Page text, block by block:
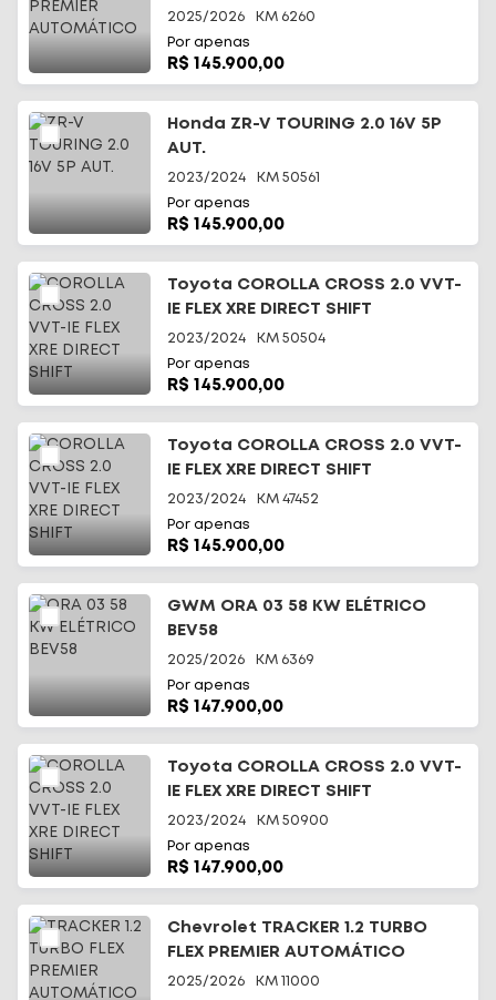
2025/2026 KM 6260
Por apenas
R$ 145.900,00
Honda ZR-V TOURING 2.0 16V 5P
AUT.
2023/2024 KM 50561
Por apenas
R$ 145.900,00
Toyota COROLLA CROSS 2.0 VVT-
IE FLEX XRE DIRECT SHIFT
2023/2024 KM 50504
Por apenas
R$ 145.900,00
Toyota COROLLA CROSS 2.0 VVT-
IE FLEX XRE DIRECT SHIFT
2023/2024 KM 47452
Por apenas
R$ 145.900,00
GWM ORA 03 58 KW ELÉTRICO
BEV58
2025/2026 KM 6369
Por apenas
R$ 147.900,00
Toyota COROLLA CROSS 2.0 VVT-
IE FLEX XRE DIRECT SHIFT
2023/2024 KM 50900
Por apenas
R$ 147.900,00
Chevrolet TRACKER 1.2 TURBO
FLEX PREMIER AUTOMÁTICO
2025/2026 KM 11000